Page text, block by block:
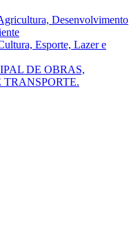
Desenvolvimento
Esporte, Lazer e
DE OBRAS,